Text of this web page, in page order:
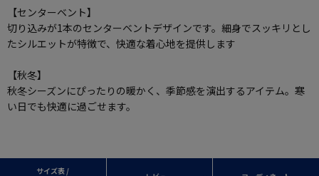
【センターベント】
切り込みが1本のセンターベントデザインです。細身でスッキリとし
たシルエットが特徴で、快適な着心地を提供します
【秋冬】
秋冬シーズンにぴったりの暖かく、季節感を演出するアイテム。寒
い日でも快適に過ごせます。
サイズ表 /